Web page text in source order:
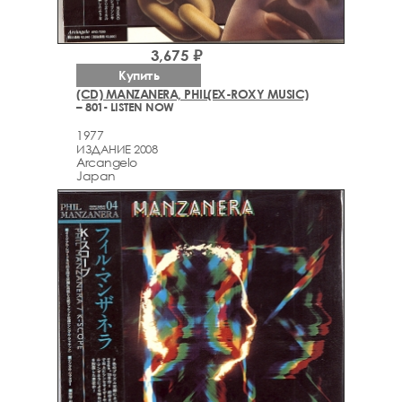
(CD) MANZANERA, PHIL(EX-ROXY MUSIC)
– 801- LISTEN NOW
1977
ИЗДАНИЕ 2008
Arcаngelo
Japan
3,675 ₽
Купить